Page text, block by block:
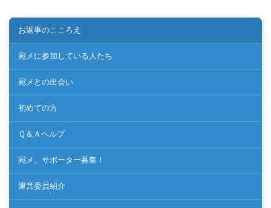
お返事のこころえ
宛メに参加している人たち
宛メとの出会い
初めての方
Ｑ＆Ａヘルプ
宛メ、サポーター募集！
運営委員紹介